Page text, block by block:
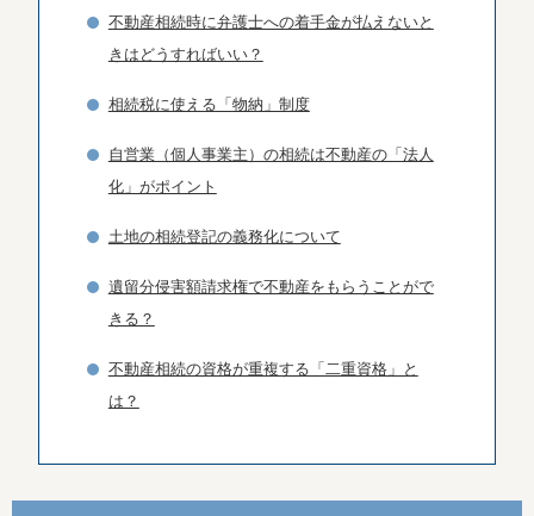
不動産相続時に弁護士への着手金が払えないと
きはどうすればいい？
相続税に使える「物納」制度
自営業（個人事業主）の相続は不動産の「法人
化」がポイント
土地の相続登記の義務化について
遺留分侵害額請求権で不動産をもらうことがで
きる？
不動産相続の資格が重複する「二重資格」と
は？